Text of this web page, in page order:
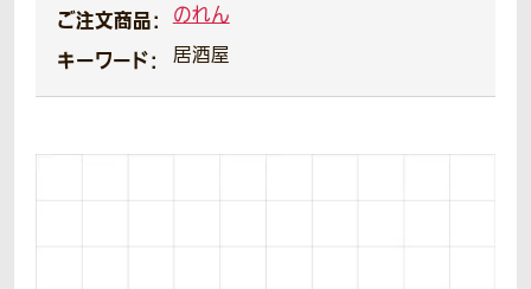
ご注文商品： のれん
キーワード： 居酒屋